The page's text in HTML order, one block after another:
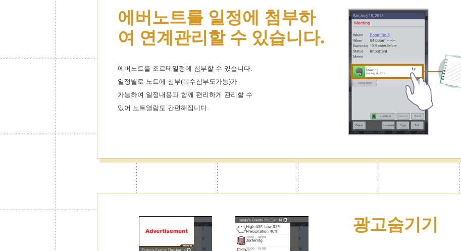
에버노트를 일정에 첨부하
여 연계관리할 수 있습니다.
에버노트를 조르테일정에 첨부할 수 있습니다.
일정별로 노트에 첨부(복수첨부도가능)가
가능하여 일정내용과 함께 편리하게 관리할 수
있어 노트열람도 간편해집니다.
광고숨기기